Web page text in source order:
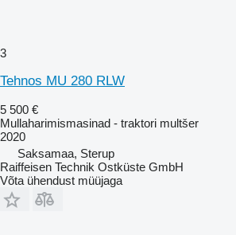
3
Tehnos MU 280 RLW
5 500 €
Mullaharimismasinad - traktori multšer
2020
Saksamaa, Sterup
Raiffeisen Technik Ostküste GmbH
Võta ühendust müüjaga